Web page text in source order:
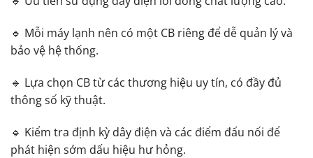
🔹 Mỗi máy lạnh nên có một CB riêng để dễ quản lý và
bảo vệ hệ thống.
🔹 Lựa chọn CB từ các thương hiệu uy tín, có đầy đủ
thông số kỹ thuật.
🔹 Kiểm tra định kỳ dây điện và các điểm đấu nối để
phát hiện sớm dấu hiệu hư hỏng.